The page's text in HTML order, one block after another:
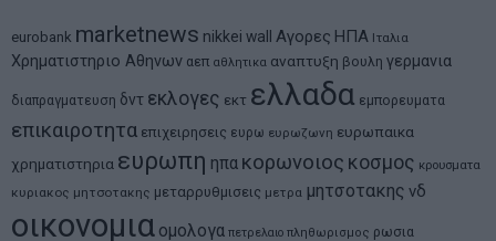
eurobank marketnews nikkei wall Αγορες ΗΠΑ Ιταλια
Χρηματιστηριο Αθηνων αεπ αθλητικα αναπτυξη βουλη γερμανια
διαπραγματευση δντ εκλογες εκτ ελλαδα εμπορευματα
επικαιροτητα επιχειρησεις ευρω ευρωζωνη ευρωπαικα
χρηματιστηρια ευρωπη ηπα κορωνοιος κοσμος κρουσματα
κυριακος μητσοτακης μεταρρυθμισεις μετρα μητσοτακης νδ
οικονομια ομολογα πετρελαιο πληθωρισμος ρωσια